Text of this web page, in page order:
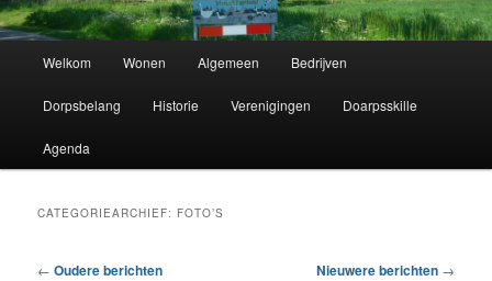
Spring
naar
de
primaire
Spring
naar
de
secundaire
Welkom Wonen Algemeen Bedrijven
Dorpsbelang Historie Verenigingen Doarpsskille
Agenda
CATEGORIEARCHIEF: FOTO’S
Berichtnavigatie
← Oudere berichten Nieuwere berichten →